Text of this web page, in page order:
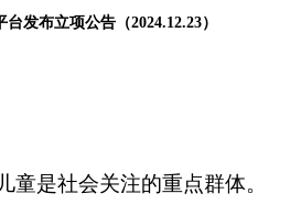
台发布立项公告（2024.12.23）
童是社会关注的重点群体。